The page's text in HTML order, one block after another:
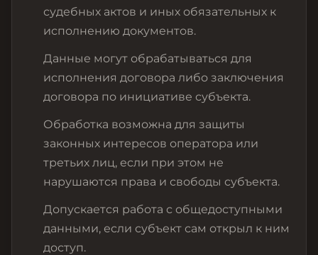
судебных актов и иных обязательных к
исполнению документов.
Данные могут обрабатываться для
исполнения договора либо заключения
договора по инициативе субъекта.
Обработка возможна для защиты
законных интересов оператора или
третьих лиц, если при этом не
нарушаются права и свободы субъекта.
Допускается работа с общедоступными
данными, если субъект сам открыл к ним
доступ.